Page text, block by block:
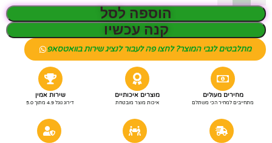
הוספה לסל
קנה עכשיו
מתלבטים לגבי המוצר? לחצו פה לעבור לנציג שירות בוואטסאפ
מחירים מעולים
מתחייבים למחיר הכי משתלם
מוצרים איכותיים
איכות מוצר מובטחת
שירות אמין
דירוג גוגל 4.9 מתוך 5.0